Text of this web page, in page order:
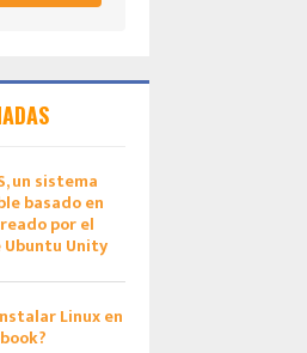
un sistema
basado en
por el
Unity
Linux en